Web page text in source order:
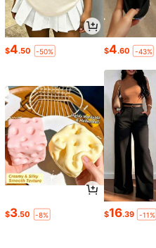
$4.50 -50% $4.60 -43%
$3.50 -8% $16.39 -11%